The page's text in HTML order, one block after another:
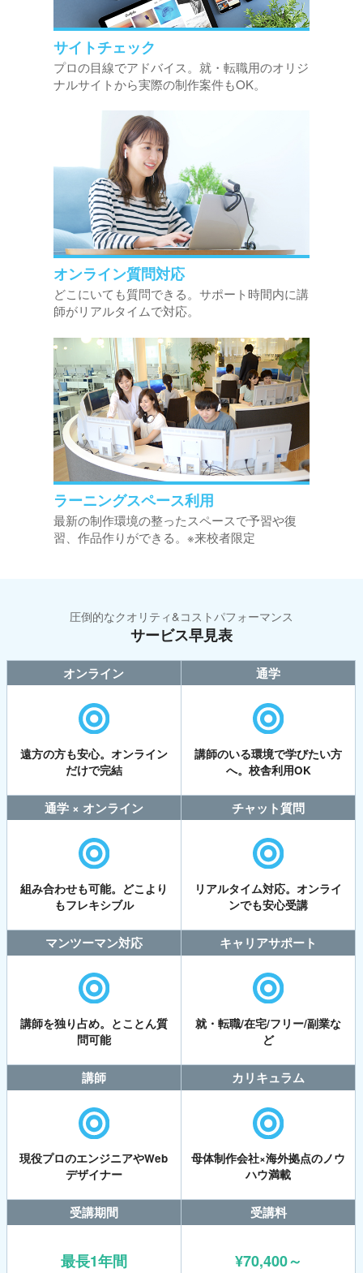
サイトチェック
プロの目線でアドバイス。就・転職用のオリジ
ナルサイトから実際の制作案件もOK。
オンライン質問対応
どこにいても質問できる。サポート時間内に講
師がリアルタイムで対応。
ラーニングスペース利用
最新の制作環境の整ったスペースで予習や復
習、作品作りができる。※来校者限定
圧倒的なクオリティ&コストパフォーマンス
サービス早見表
オンライン
遠方の方も安心。オンライン
だけで完結
通学
講師のいる環境で学びたい方
へ。校舎利用OK
通学 × オンライン
組み合わせも可能。どこより
もフレキシブル
チャット質問
リアルタイム対応。オンライ
ンでも安心受講
マンツーマン対応
講師を独り占め。とことん質
問可能
キャリアサポート
就・転職/在宅/フリー/副業な
ど
講師
現役プロのエンジニアやWeb
デザイナー
カリキュラム
母体制作会社×海外拠点のノウ
ハウ満載
受講期間
最長1年間
受講料
¥70,400～